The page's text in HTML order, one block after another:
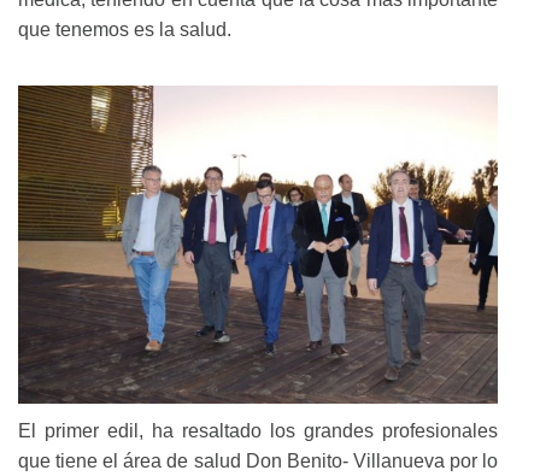
que tenemos es la salud.
El primer edil, ha resaltado los grandes profesionales
que tiene el área de salud Don Benito- Villanueva por lo